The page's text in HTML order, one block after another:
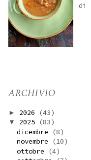
di
ARCHIVIO
► 2026 (43)
▼ 2025 (83)
dicembre
(8)
novembre
(10)
ottobre
(4)